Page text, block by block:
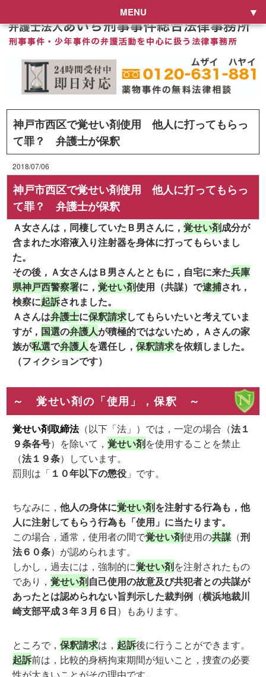
MENU
神戸市西区で覚せい剤使用 他人に打ってもらっ
て罪？ 弁護士が保釈
2018/07/06
神戸市西区で覚せい剤使用 他人に打ってもらっ
て罪？ 弁護士が保釈
Ａ女さんは，同棲していたＢ男さんに，覚せい剤成分が
含まれた水溶液入り注射器を身体に打ってもらいまし
た。
その後，Ａ女さんはＢ男さんとともに，自宅に来た兵庫
県神戸西警察署に，覚せい剤使用（共謀）で逮捕され，
検察に起訴されました。
Ａさんは弁護士に保釈請求してもらいたいと考えていま
すが， 国選の弁護人が積極的ではないため，Ａさんの家
族が私選で弁護人を選任し，保釈請求を依頼しました。
（フィクションです）
～ 覚せい剤の「使用」，保釈 ～
覚せい剤取締法（以下「法」）では，一定の場合（法１
９条各号）を除いて，覚せい剤を使用することを禁止
（法１９条）しています。
罰則は「 １０年以下の懲役 」です。
ちなみに，他人の身体に覚せい剤を注射する行為も，他
人に注射してもらう行為も「使用」に当たります。
この場合，通常，使用者の間で覚せい剤使用の共謀 （刑
法６０条）が認められます。
しかし，過去には，強制的に覚せい剤を注射されたもの
であり，覚せい剤自己使用の故意及び共犯者との共謀が
あったとは認められない旨判示した裁判例 （横浜地裁川
崎支部平成３年３月６日）もあります。
ところで，保釈請求は， 起訴後に行うことができます。
起訴前は，比較的身柄拘束期間が短いこと，捜査の必要